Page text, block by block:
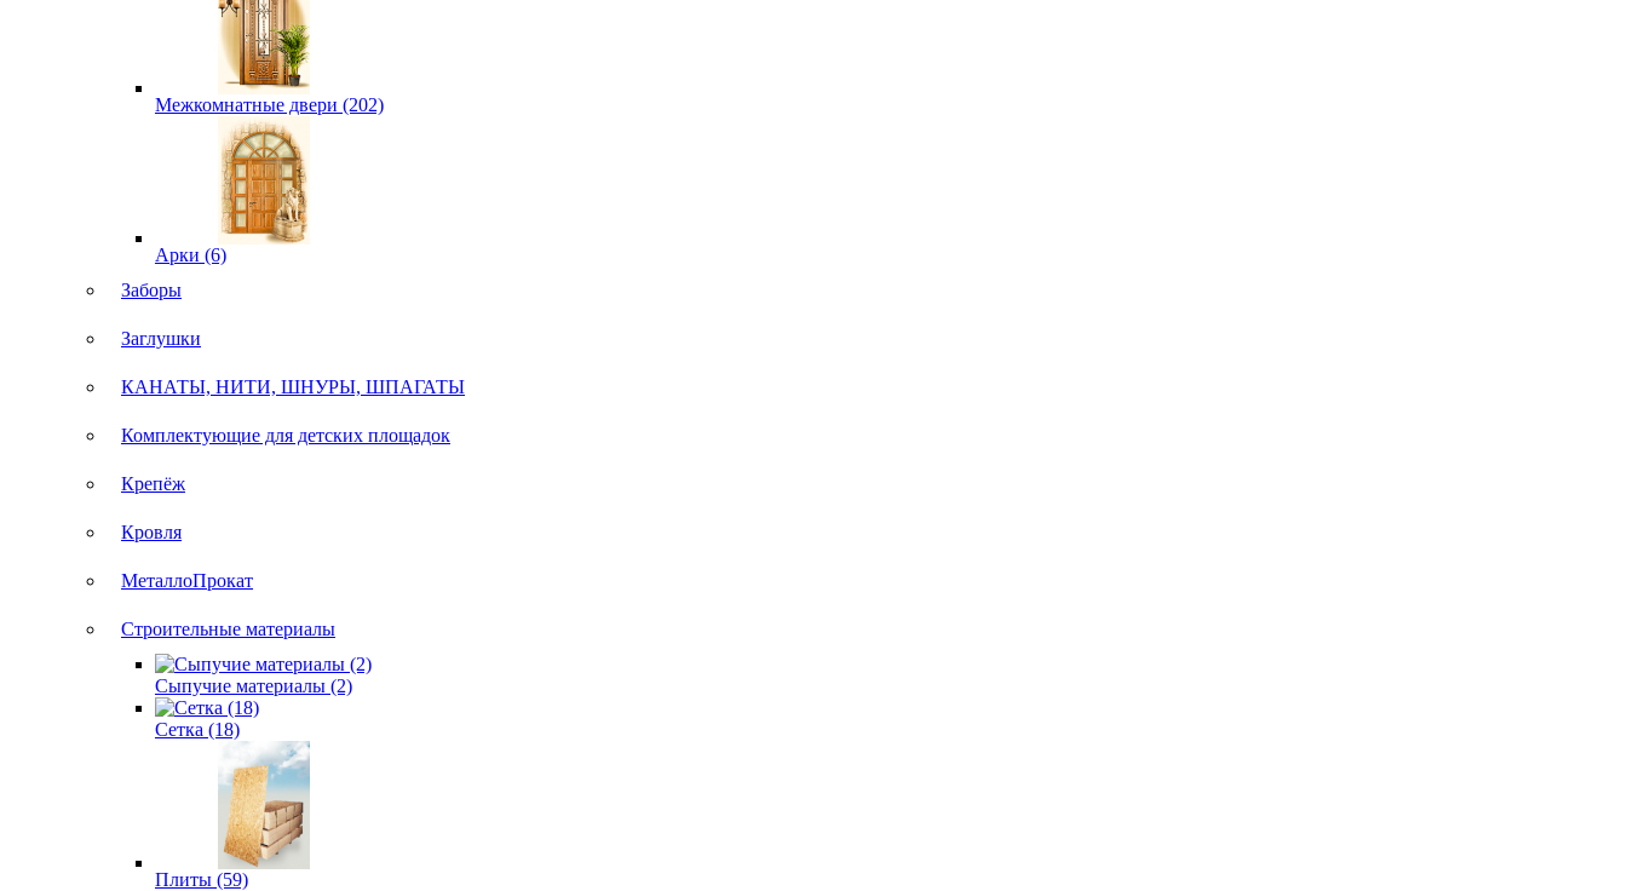
Межкомнатные двери (202)
Арки (6)
Заборы
Заглушки
КАНАТЫ, НИТИ, ШНУРЫ, ШПАГАТЫ
Комплектующие для детских площадок
Крепёж
Кровля
МеталлоПрокат
Строительные материалы
Сыпучие материалы (2)
Сетка (18)
Плиты (59)